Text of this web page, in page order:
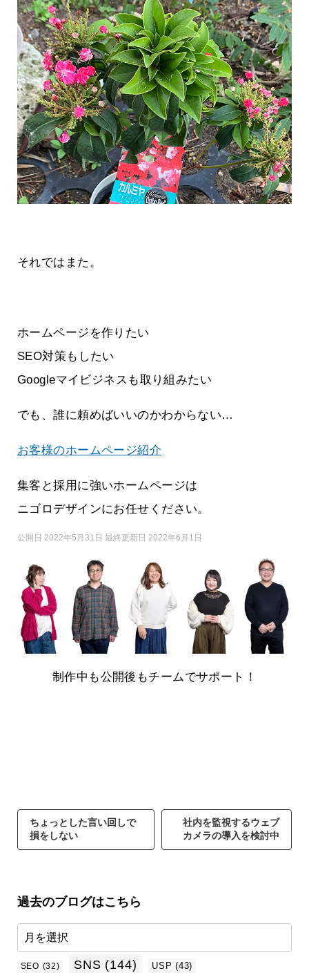
それではまた。
ホームページを作りたい
SEO対策もしたい
Googleマイビジネスも取り組みたい
でも、誰に頼めばいいのかわからない…
お客様のホームページ紹介
集客と採用に強いホームページは
ニゴロデザインにお任せください。
公開日 2022年5月31日 最終更新日 2022年6月1日
制作中も公開後もチームでサポート！
ちょっとした言い回しで
損をしない
社内を監視するウェブ
カメラの導入を検討中
過去のブログはこちら
SEO (32) SNS (144) USP (43)